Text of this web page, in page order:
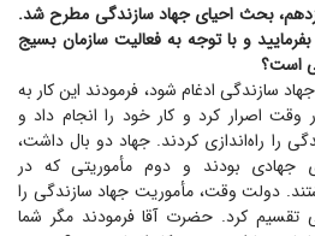
بحث احیای جهاد سازندگی مطرح شد.
و با توجه به فعالیت سازمان بسیج
است؟
سازندگی ادغام شود، فرمودند این کار به
اصرار کرد و کار خود را انجام داد و
را راه‌اندازی کردند. جهاد دو بال داشت،
جهادی بودند و دوم مأموریتی که در
دولت وقت، مأموریت جهاد سازندگی را
تقسیم کرد. حضرت آقا فرمودند مگر شما